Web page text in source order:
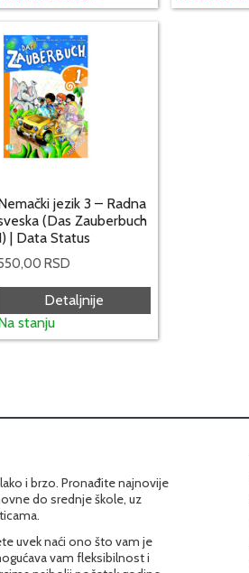
jezik 3 – Radna
(Das Zauberbuch
| Data Status
RSD
Detaljnije
stanju
i brzo. Pronađite najnovije
do srednje škole, uz
uvek naći ono što vam je
vam fleksibilnost i